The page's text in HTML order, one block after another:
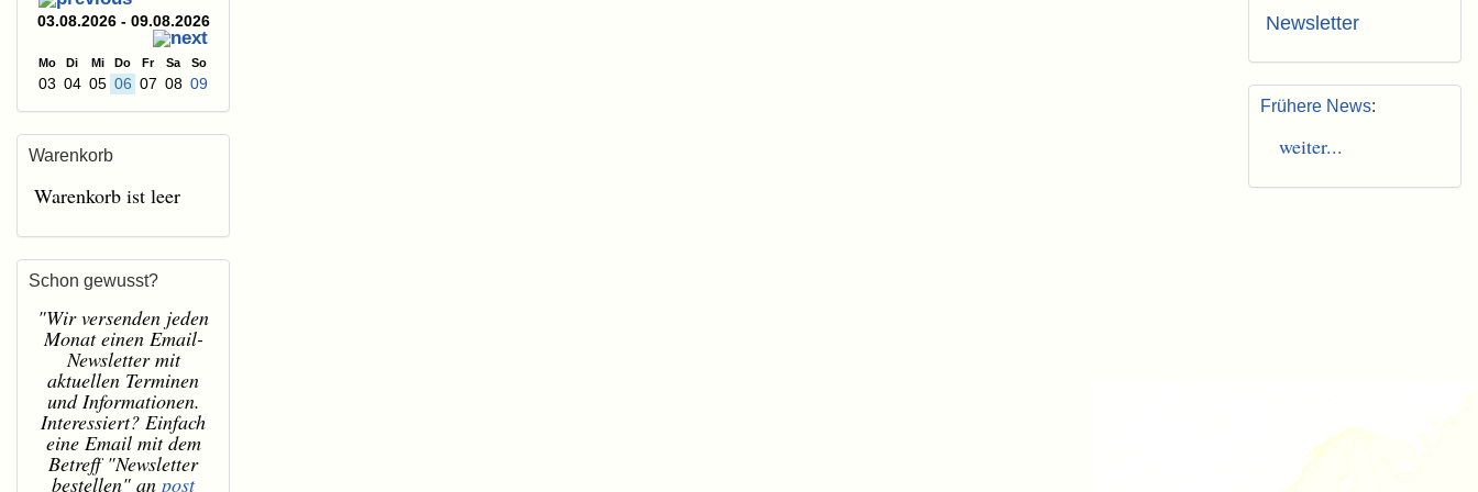
03.08.2026 - 09.08.2026
Mo Di Mi Do Fr Sa So
03 04 05 06 07 08 09
Warenkorb
Warenkorb ist leer
Schon gewusst?
"Wir versenden jeden
Monat einen Email-
Newsletter mit
aktuellen Terminen
und Informationen.
Interessiert? Einfach
eine Email mit dem
Betreff "Newsletter
bestellen" an post
Newsletter
Frühere News:
weiter...